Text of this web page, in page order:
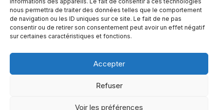
nous permettra de traiter des données telles que le comportement
de navigation ou les ID uniques sur ce site. Le fait de ne pas
consentir ou de retirer son consentement peut avoir un effet négatif
sur certaines caractéristiques et fonctions.
Accepter
Refuser
Voir les préférences
R
e
e
Qui sommes-nous ?